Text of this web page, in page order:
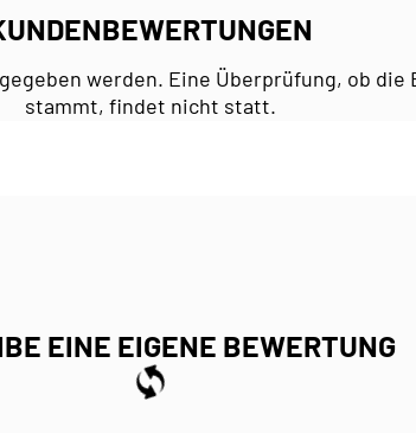
werden. Eine Überprüfung, ob
stammt, findet nicht statt.
EINE EIGENE BEWERTUNG